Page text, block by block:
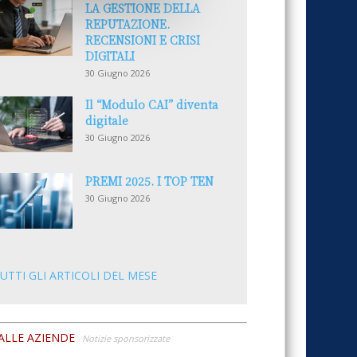
LA GESTIONE DELLA
REPUTAZIONE.
RECENSIONI E CRISI
DIGITALI
30 Giugno 2026
Il “Modulo CAI” diventa
digitale
30 Giugno 2026
PREMI 2025. I TOP TEN
30 Giugno 2026
GLI ARTICOLI DEL MESE
AZIENDE Notizie sponsorizzate